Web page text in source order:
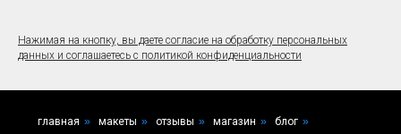
Нажимая на кнопку, вы даете согласие на обработку персональных
данных и соглашаетесь c политикой конфиденциальности
главная » макеты » отзывы » магазин » блог »